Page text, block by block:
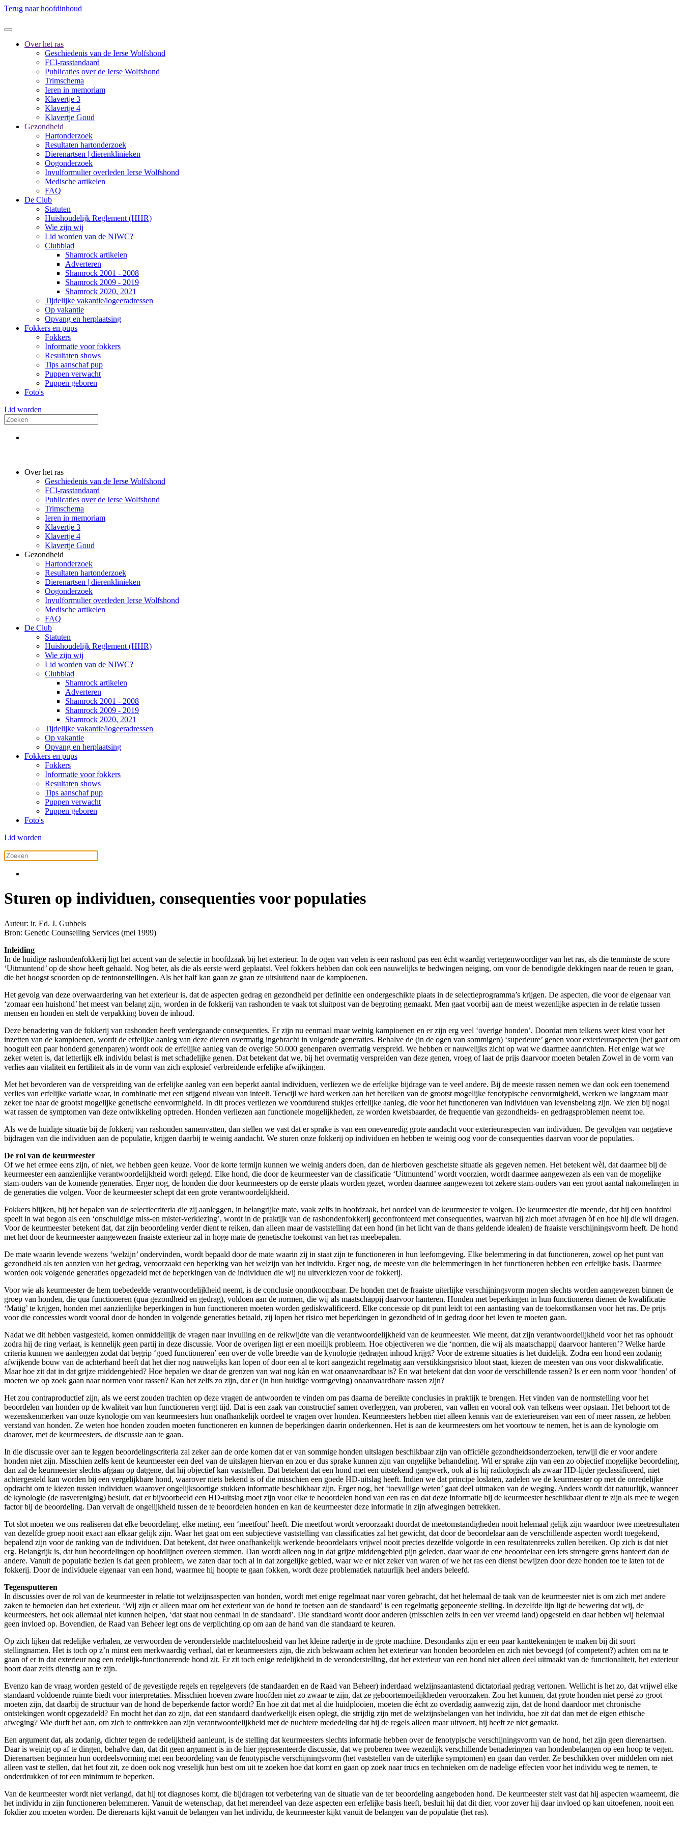
Terug naar hoofdinhoud
Over het ras
Geschiedenis van de Ierse Wolfshond
FCI-rasstandaard
Publicaties over de Ierse Wolfshond
Trimschema
Ieren in memoriam
Klavertje 3
Klavertje 4
Klavertje Goud
Gezondheid
Hartonderzoek
Resultaten hartonderzoek
Dierenartsen | dierenklinieken
Oogonderzoek
Invulformulier overleden Ierse Wolfshond
Medische artikelen
FAQ
De Club
Statuten
Huishoudelijk Reglement (HHR)
Wie zijn wij
Lid worden van de NIWC?
Clubblad
Shamrock artikelen
Adverteren
Shamrock 2001 - 2008
Shamrock 2009 - 2019
Shamrock 2020, 2021
Tijdelijke vakantie/logeeradressen
Op vakantie
Opvang en herplaatsing
Fokkers en pups
Fokkers
Informatie voor fokkers
Resultaten shows
Tips aanschaf pup
Puppen verwacht
Puppen geboren
Foto's
Lid worden
Over het ras
Geschiedenis van de Ierse Wolfshond
FCI-rasstandaard
Publicaties over de Ierse Wolfshond
Trimschema
Ieren in memoriam
Klavertje 3
Klavertje 4
Klavertje Goud
Gezondheid
Hartonderzoek
Resultaten hartonderzoek
Dierenartsen | dierenklinieken
Oogonderzoek
Invulformulier overleden Ierse Wolfshond
Medische artikelen
FAQ
De Club
Statuten
Huishoudelijk Reglement (HHR)
Wie zijn wij
Lid worden van de NIWC?
Clubblad
Shamrock artikelen
Adverteren
Shamrock 2001 - 2008
Shamrock 2009 - 2019
Shamrock 2020, 2021
Tijdelijke vakantie/logeeradressen
Op vakantie
Opvang en herplaatsing
Fokkers en pups
Fokkers
Informatie voor fokkers
Resultaten shows
Tips aanschaf pup
Puppen verwacht
Puppen geboren
Foto's
Lid worden
Sturen op individuen, consequenties voor populaties
Auteur: ir. Ed. J. Gubbels
Bron: Genetic Counselling Services (mei 1999)
Inleiding
In de huidige rashondenfokkerij ligt het accent van de selectie in hoofdzaak bij het exterieur. In de ogen van velen is een rashond pas een ècht waardig vertegenwoordiger van het ras, als die tenminste de score
‘Uitmuntend’ op de show heeft gehaald. Nog beter, als die als eerste werd geplaatst. Veel fokkers hebben dan ook een nauwelijks te bedwingen neiging, om voor de benodigde dekkingen naar de reuen te gaan,
die het hoogst scoorden op de tentoonstellingen. Als het half kan gaan ze gaan ze uitsluitend naar de kampioenen.
Het gevolg van deze overwaardering van het exterieur is, dat de aspecten gedrag en gezondheid per definitie een ondergeschikte plaats in de selectieprogramma’s krijgen. De aspecten, die voor de eigenaar van
‘zomaar een huishond’ het meest van belang zijn, worden in de fokkerij van rashonden te vaak tot sluitpost van de begroting gemaakt. Men gaat voorbij aan de meest wezenlijke aspecten in de relatie tussen
mensen en honden en stelt de verpakking boven de inhoud.
Deze benadering van de fokkerij van rashonden heeft verdergaande consequenties. Er zijn nu eenmaal maar weinig kampioenen en er zijn erg veel ‘overige honden’. Doordat men telkens weer kiest voor het
inzetten van de kampioenen, wordt de erfelijke aanleg van deze dieren overmatig ingebracht in volgende generaties. Behalve de (in de ogen van sommigen) ‘superieure’ genen voor exterieuraspecten (het gaat om
hooguit een paar honderd genenparen) wordt ook de erfelijke aanleg van de overige 50.000 genenparen overmatig verspreid. We hebben er nauwelijks zicht op wat we daarmee aanrichten. Het enige wat we
zeker weten is, dat letterlijk elk individu belast is met schadelijke genen. Dat betekent dat we, bij het overmatig verspreiden van deze genen, vroeg of laat de prijs daarvoor moeten betalen Zowel in de vorm van
verlies aan vitaliteit en fertiliteit als in de vorm van zich explosief verbreidende erfelijke afwijkingen.
Met het bevorderen van de verspreiding van de erfelijke aanleg van een beperkt aantal individuen, verliezen we de erfelijke bijdrage van te veel andere. Bij de meeste rassen nemen we dan ook een toenemend
verlies van erfelijke variatie waar, in combinatie met een stijgend niveau van inteelt. Terwijl we hard werken aan het bereiken van de grootst mogelijke fenotypische eenvormigheid, werken we langzaam maar
zeker toe naar de grootst mogelijke genetische eenvormigheid. In dit proces verliezen we voortdurend stukjes erfelijke aanleg, die voor het functioneren van individuen van levensbelang zijn. We zien bij nogal
wat rassen de symptomen van deze ontwikkeling optreden. Honden verliezen aan functionele mogelijkheden, ze worden kwetsbaarder, de frequentie van gezondheids- en gedragsproblemen neemt toe.
Als we de huidige situatie bij de fokkerij van rashonden samenvatten, dan stellen we vast dat er sprake is van een onevenredig grote aandacht voor exterieuraspecten van individuen. De gevolgen van negatieve
bijdragen van die individuen aan de populatie, krijgen daarbij te weinig aandacht. We sturen onze fokkerij op individuen en hebben te weinig oog voor de consequenties daarvan voor de populaties.
De rol van de keurmeester
Of we het ermee eens zijn, of niet, we hebben geen keuze. Voor de korte termijn kunnen we weinig anders doen, dan de hierboven geschetste situatie als gegeven nemen. Het betekent wèl, dat daarmee bij de
keurmeester een aanzienlijke verantwoordelijkheid wordt gelegd. Elke hond, die door de keurmeester van de classificatie ‘Uitmuntend’ wordt voorzien, wordt daarmee aangewezen als een van de mogelijke
stam-ouders van de komende generaties. Erger nog, de honden die door keurmeesters op de eerste plaats worden gezet, worden daarmee aangewezen tot zekere stam-ouders van een groot aantal nakomelingen in
de generaties die volgen. Voor de keurmeester schept dat een grote verantwoordelijkheid.
Fokkers blijken, bij het bepalen van de selectiecriteria die zij aanleggen, in belangrijke mate, vaak zelfs in hoofdzaak, het oordeel van de keurmeester te volgen. De keurmeester die meende, dat hij een hoofdrol
speelt in wat begon als een ‘onschuldige miss-en mister-verkiezing’, wordt in de praktijk van de rashondenfokkerij geconfronteerd met consequenties, waarvan hij zich moet afvragen òf en hoe hij die wil dragen.
Voor de keurmeester betekent dat, dat zijn beoordeling verder dient te reiken, dan alleen maar de vaststelling dat een hond (in het licht van de thans geldende idealen) de fraaiste verschijningsvorm heeft. De hond
met het door de keurmeester aangewezen fraaiste exterieur zal in hoge mate de genetische toekomst van het ras meebepalen.
De mate waarin levende wezens ‘welzijn’ ondervinden, wordt bepaald door de mate waarin zij in staat zijn te functioneren in hun leefomgeving. Elke belemmering in dat functioneren, zowel op het punt van
gezondheid als ten aanzien van het gedrag, veroorzaakt een beperking van het welzijn van het individu. Erger nog, de meeste van die belemmeringen in het functioneren hebben een erfelijke basis. Daarmee
worden ook volgende generaties opgezadeld met de beperkingen van de individuen die wij nu uitverkiezen voor de fokkerij.
Voor wie als keurmeester de hem toebedeelde verantwoordelijkheid neemt, is de conclusie onontkoombaar. De honden met de fraaiste uiterlijke verschijningsvorm mogen slechts worden aangewezen binnen de
groep van honden, die qua functioneren (qua gezondheid en gedrag), voldoen aan de normen, die wij als maatschappij daarvoor hanteren. Honden met beperkingen in hun functioneren dienen de kwalificatie
‘Matig’ te krijgen, honden met aanzienlijke beperkingen in hun functioneren moeten worden gediskwalificeerd. Elke concessie op dit punt leidt tot een aantasting van de toekomstkansen voor het ras. De prijs
voor die concessies wordt vooral door de honden in volgende generaties betaald, zij lopen het risico met beperkingen in gezondheid of in gedrag door het leven te moeten gaan.
Nadat we dit hebben vastgesteld, komen onmiddellijk de vragen naar invulling en de reikwijdte van die verantwoordelijkheid van de keurmeester. Wie meent, dat zijn verantwoordelijkheid voor het ras ophoudt
zodra hij de ring verlaat, is kennelijk geen partij in deze discussie. Voor de overigen ligt er een moeilijk probleem. Hoe objectiveren we die ‘normen, die wij als maatschappij daarvoor hanteren’? Welke harde
criteria kunnen we aanleggen zodat dat begrip ‘goed functioneren’ een over de volle breedte van de kynologie gedragen inhoud krijgt? Voor de extreme situaties is het duidelijk. Zodra een hond een zodanig
afwijkende bouw van de achterhand heeft dat het dier nog nauwelijks kan lopen of door een al te kort aangezicht regelmatig aan verstikkingsrisico bloot staat, kiezen de meesten van ons voor diskwalificatie.
Maar hoe zit dat in dat grijze middengebied? Hoe bepalen we daar de grenzen van wat nog kàn en wat onaanvaardbaar is? En wat betekent dat dan voor de verschillende rassen? Is er een norm voor ‘honden’ of
moeten we op zoek gaan naar normen voor rassen? Kan het zelfs zo zijn, dat er (in hun huidige vormgeving) onaanvaardbare rassen zijn?
Het zou contraproductief zijn, als we eerst zouden trachten op deze vragen de antwoorden te vinden om pas daarna de bereikte conclusies in praktijk te brengen. Het vinden van de normstelling voor het
beoordelen van honden op de kwaliteit van hun functioneren vergt tijd. Dat is een zaak van constructief samen overleggen, van proberen, van vallen en vooral ook van telkens weer opstaan. Het behoort tot de
wezenskenmerken van onze kynologie om van keurmeesters hun onafhankelijk oordeel te vragen over honden. Keurmeesters hebben niet alleen kennis van de exterieureisen van een of meer rassen, ze hebben
verstand van honden. Ze weten hoe honden zouden moeten functioneren en kunnen de beperkingen daarin onderkennen. Het is aan de keurmeesters om het voortouw te nemen, het is aan de kynologie om
daarover, met de keurmeesters, de discussie aan te gaan.
In die discussie over aan te leggen beoordelingscriteria zal zeker aan de orde komen dat er van sommige honden uitslagen beschikbaar zijn van officiële gezondheidsonderzoeken, terwijl die er voor andere
honden niet zijn. Misschien zelfs kent de keurmeester een deel van de uitslagen hiervan en zou er dus sprake kunnen zijn van ongelijke behandeling. Wil er sprake zijn van een zo objectief mogelijke beoordeling,
dan zal de keurmeester slechts afgaan op datgene, dat hij objectief kan vaststellen. Dat betekent dat een hond met een uitstekend gangwerk, ook al is hij radiologisch als zwaar HD-lijder geclassificeerd, niet
achtergesteld kan worden bij een vergelijkbare hond, waarover niets bekend is of die misschien een goede HD-uitslag heeft. Indien we dat principe loslaten, zadelen we de keurmeester op met de onredelijke
opdracht om te kiezen tussen individuen waarover ongelijksoortige stukken informatie beschikbaar zijn. Erger nog, het ‘toevallige weten’ gaat deel uitmaken van de weging. Anders wordt dat natuurlijk, wanneer
de kynologie (de rasvereniging) besluit, dat er bijvoorbeeld een HD-uitslag moet zijn voor elke te beoordelen hond van een ras en dat deze informatie bij de keurmeester beschikbaar dient te zijn als mee te wegen
factor bij de beoordeling. Dan vervalt de ongelijkheid tussen de te beoordelen honden en kan de keurmeester deze informatie in zijn afwegingen betrekken.
Tot slot moeten we ons realiseren dat elke beoordeling, elke meting, een ‘meetfout’ heeft. Die meetfout wordt veroorzaakt doordat de meetomstandigheden nooit helemaal gelijk zijn waardoor twee meetresultaten
van dezelfde groep nooit exact aan elkaar gelijk zijn. Waar het gaat om een subjectieve vaststelling van classificaties zal het gewicht, dat door de beoordelaar aan de verschillende aspecten wordt toegekend,
bepalend zijn voor de ranking van de individuen. Dat betekent, dat twee onafhankelijk werkende beoordelaars vrijwel nooit precies dezelfde volgorde in een resultatenreeks zullen bereiken. Op zich is dat niet
erg. Belangrijk is, dat hun beoordelingen op hoofdlijnen overeen stemmen. Dan wordt alleen nog in dat grijze middengebied pijn geleden, daar waar de ene beoordelaar een iets strengere grens hanteert dan de
andere. Vanuit de populatie bezien is dat geen probleem, we zaten daar toch al in dat zorgelijke gebied, waar we er niet zeker van waren of we het ras een dienst bewijzen door deze honden toe te laten tot de
fokkerij. Door de individuele eigenaar van een hond, waarmee hij hoopte te gaan fokken, wordt deze problematiek natuurlijk heel anders beleefd.
Tegensputteren
In discussies over de rol van de keurmeester in relatie tot welzijnsaspecten van honden, wordt met enige regelmaat naar voren gebracht, dat het helemaal de taak van de keurmeester niet is om zich met andere
zaken te bemoeien dan het exterieur. ‘Wij zijn er alleen maar om het exterieur van de hond te toetsen aan de standaard’ is een regelmatig geponeerde stelling. In dezelfde lijn ligt de bewering dat wij, de
keurmeesters, het ook allemaal niet kunnen helpen, ‘dat staat nou eenmaal in de standaard’. Die standaard wordt door anderen (misschien zelfs in een ver vreemd land) opgesteld en daar hebben wij helemaal
geen invloed op. Bovendien, de Raad van Beheer legt ons de verplichting op om aan de hand van die standaard te keuren.
Op zich lijken dat redelijke verhalen, ze verwoorden de veronderstelde machteloosheid van het kleine radertje in de grote machine. Desondanks zijn er een paar kanttekeningen te maken bij dit soort
stellingnamen. Het is toch op z’n minst een merkwaardig verhaal, dat er keurmeesters zijn, die zich bekwaam achten het exterieur van honden beoordelen en zich niet bevoegd (of competent?) achten om na te
gaan of er in dat exterieur nog een redelijk-functionerende hond zit. Er zit toch enige redelijkheid in de veronderstelling, dat het exterieur van een hond niet alleen deel uitmaakt van de functionaliteit, het exterieur
hoort daar zelfs dienstig aan te zijn.
Evenzo kan de vraag worden gesteld of de gevestigde regels en regelgevers (de standaarden en de Raad van Beheer) inderdaad welzijnsaantastend dictatoriaal gedrag vertonen. Wellicht is het zo, dat vrijwel elke
standaard voldoende ruimte biedt voor interpretaties. Misschien hoeven zware hoofden niet zo zwaar te zijn, dat ze geboortemoeilijkheden veroorzaken. Zou het kunnen, dat grote honden niet persé zo groot
moeten zijn, dat daarbij de structuur van de hond de beperkende factor wordt? En hoe zit dat met al die huidplooien, moeten die ècht zo overdadig aanwezig zijn, dat de hond daardoor met chronische
ontstekingen wordt opgezadeld? En mocht het dan zo zijn, dat een standaard daadwerkelijk eisen oplegt, die strijdig zijn met de welzijnsbelangen van het individu, hoe zit dat dan met de eigen ethische
afweging? Wie durft het aan, om zich te onttrekken aan zijn verantwoordelijkheid met de nuchtere mededeling dat hij de regels alleen maar uitvoert, hij heeft ze niet gemaakt.
Een argument dat, als zodanig, dichter tegen de redelijkheid aanleunt, is de stelling dat keurmeesters slechts informatie hebben over de fenotypische verschijningsvorm van de hond, het zijn geen dierenartsen.
Daar is weinig op af te dingen, behalve dan, dat dit geen argument is in de hier gepresenteerde discussie, dat we proberen twee wezenlijk verschillende benaderingen van hondenbelangen op een hoop te vegen.
Dierenartsen beginnen hun oordeelsvorming met een beoordeling van de fenotypische verschijningsvorm (het vaststellen van de uiterlijke symptomen) en gaan dan verder. Ze beschikken over middelen om niet
alleen vast te stellen, dat het fout zit, ze doen ook nog vreselijk hun best om uit te zoeken hoe dat komt en gaan op zoek naar trucs en technieken om de nadelige effecten voor het individu weg te nemen, te
onderdrukken of tot een minimum te beperken.
Van de keurmeester wordt niet verlangd, dat hij tot diagnoses komt, die bijdragen tot verbetering van de situatie van de ter beoordeling aangeboden hond. De keurmeester stelt vast dat hij aspecten waarneemt, die
het individu in zijn functioneren belemmeren. Vanuit de wetenschap, dat het merendeel van deze aspecten een erfelijke basis heeft, besluit hij dat dit dier, voor zover hij daar invloed op kan uitoefenen, nooit een
fokdier zou moeten worden. De dierenarts kijkt vanuit de belangen van het individu, de keurmeester kijkt vanuit de belangen van de populatie (het ras).